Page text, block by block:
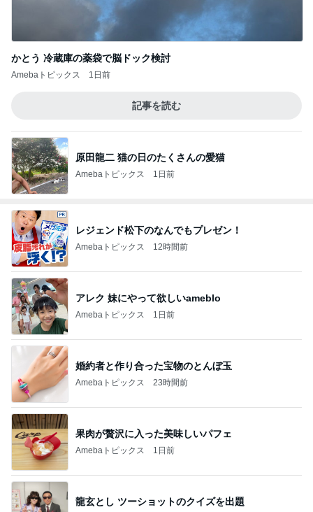
かとう 冷蔵庫の薬袋で脳ドック検討
Amebaトピックス 1日前
記事を読む
原田龍二 猫の日のたくさんの愛猫
Amebaトピックス 1日前
レジェンド松下のなんでもプレゼン！
Amebaトピックス 12時間前
アレク 妹にやって欲しいameblo
Amebaトピックス 1日前
婚約者と作り合った宝物のとんぼ玉
Amebaトピックス 23時間前
果肉が贅沢に入った美味しいパフェ
Amebaトピックス 1日前
龍玄とし ツーショットのクイズを出題